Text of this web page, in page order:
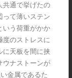
共通で挙げたの
って薄いステン
いう荷重がかか
度のストレスに
に天板を間に挟
ウナストーンが
金属であるた